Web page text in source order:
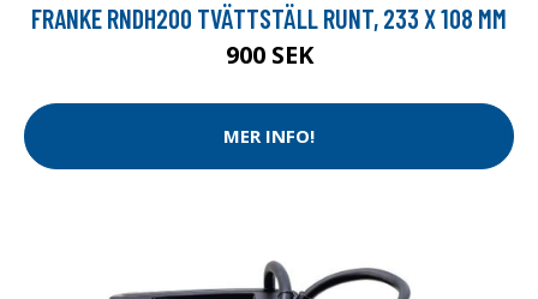
FRANKE RNDH200 TVÄTTSTÄLL RUNT, 233 X 108 MM
900 SEK
MER INFO!